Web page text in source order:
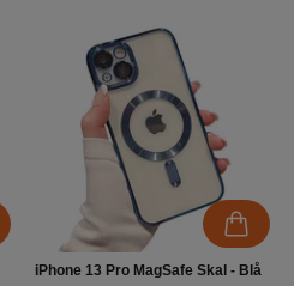
iPhone 13 Pro MagSafe Skal - Blå